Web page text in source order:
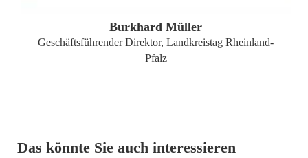
Burkhard Müller
Geschäftsführender Direktor, Landkreistag Rheinland-
Pfalz
Das könnte Sie auch interessieren